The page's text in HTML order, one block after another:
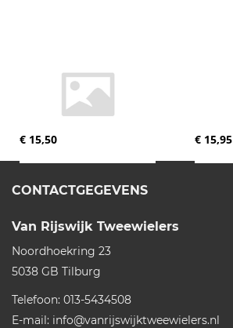
€ 15,50 € 15,95
CONTACTGEGEVENS
Van Rijswijk Tweewielers
Noordhoekring 23
5038 GB Tilburg
Telefoon: 013-5434508
E-mail: info@vanrijswijktweewielers.nl